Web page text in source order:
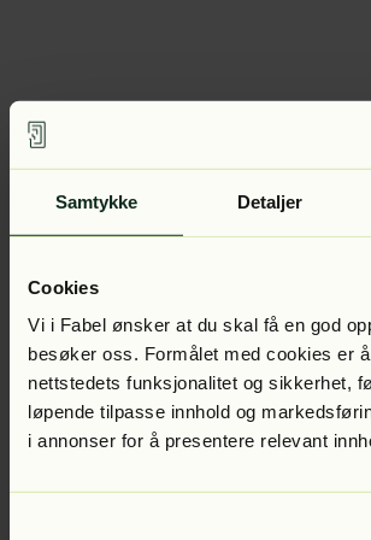
Samtykke Detaljer
Cookies
Vi i Fabel ønsker at du skal få en god
besøker oss. Formålet med cookies er
nettstedets funksjonalitet og sikkerhet,
løpende tilpasse innhold og
i annonser for å presentere relevant